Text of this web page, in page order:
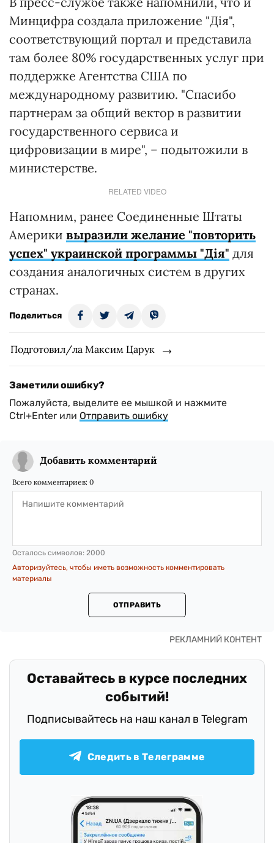
Минцифра создала приложение "Дія",
соответствующий портал и представила
там более 80% государственных услуг при
поддержке Агентства США по
международному развитию. "Спасибо
партнерам за общий вектор в развитии
государственного сервиса и
цифровизации в мире", – подытожили в
министерстве.
RELATED VIDEO
Напомним, ранее Соединенные Штаты
Америки выразили желание "повторить
успех" украинской программы "Дія" для
создания аналогичных систем в других
странах.
Поделиться
Подготовил/ла Максим Царук
Заметили ошибку?
Пожалуйста, выделите ее мышкой и нажмите
Ctrl+Enter или Отправить ошибку
Добавить комментарий
Всего комментариев: 0
Осталось символов: 2000
Авторизуйтесь, чтобы иметь возможность комментировать
материалы
ОТПРАВИТЬ
Оставайтесь в курсе последних
событий!
Подписывайтесь на наш канал в Telegram
Следить в Телеграмме